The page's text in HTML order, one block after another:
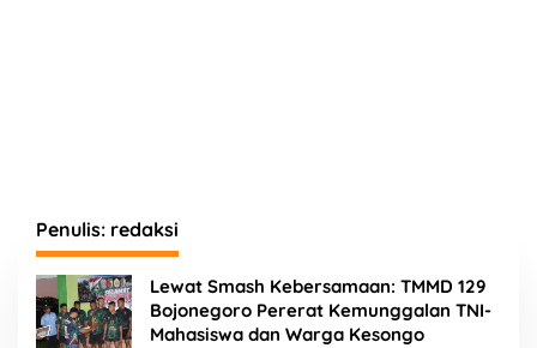
Penulis: redaksi
Lewat Smash Kebersamaan: TMMD 129
Bojonegoro Pererat Kemunggalan TNI-
Mahasiswa dan Warga Kesongo